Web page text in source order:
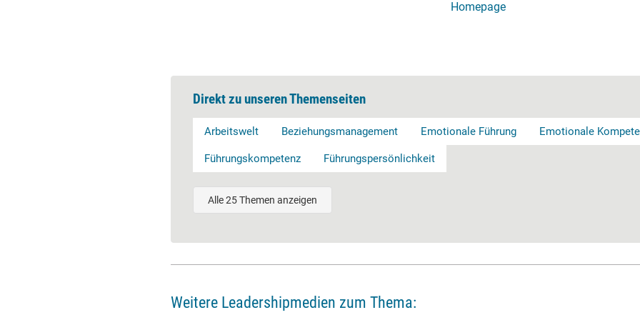
Homepage
Direkt zu unseren Themenseiten
Arbeitswelt Beziehungsmanagement Emotionale Führung Emotionale
Führungskompetenz Führungspersönlichkeit
Alle 25 Themen anzeigen
Weitere Leadershipmedien zum Thema: